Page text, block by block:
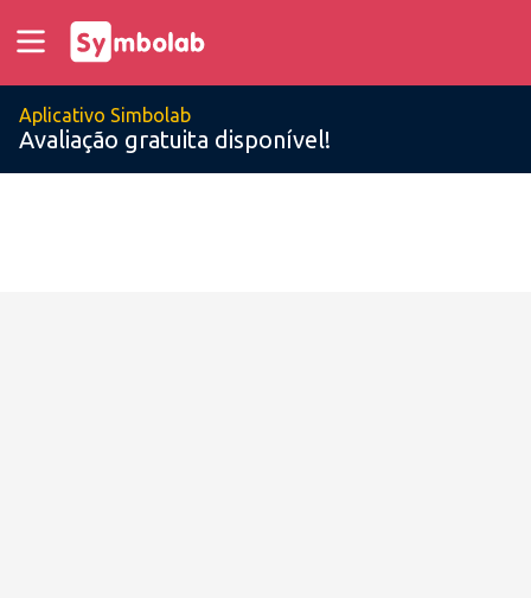
Aplicativo Simbolab
Avaliação gratuita disponível!